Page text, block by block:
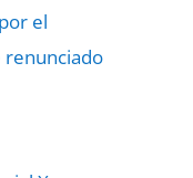
el
renunciado